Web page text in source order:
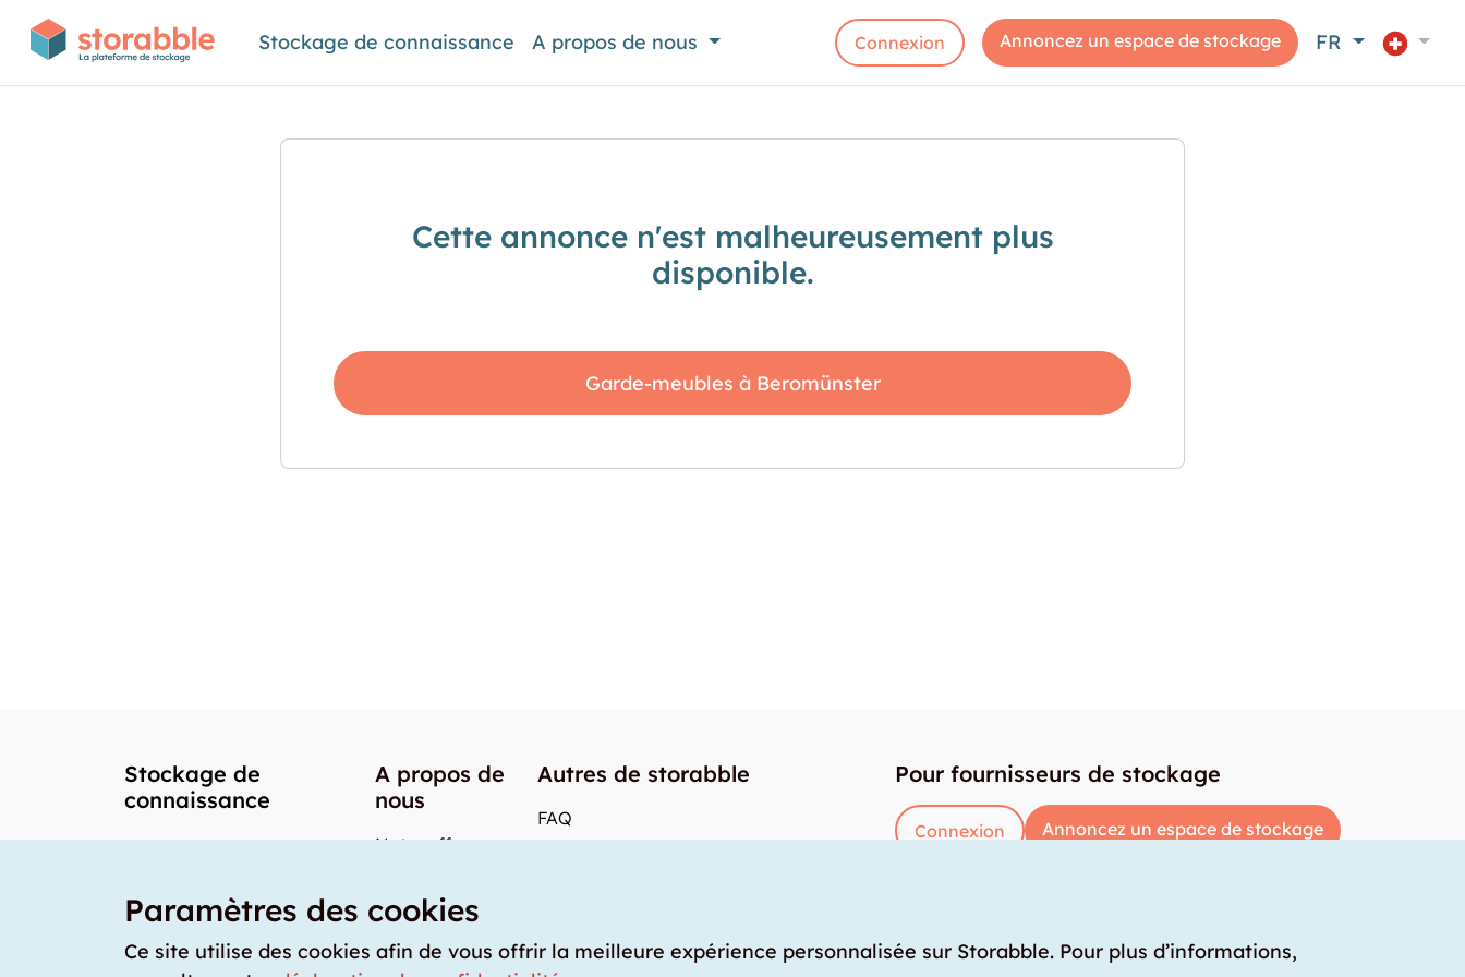
Stockage de connaissance A propos de nous Connexion Annoncez un espace de stockage FR
Cette annonce n'est malheureusement plus
disponible.
Garde-meubles à Beromünster
Stockage de
connaissance
A propos de
nous
Notre offre
Notre team
Nos prix
Autres de storabble
FAQ
Quel est le tarif moyen d'un garde-meuble?
Pour fournisseurs de stockage
Connexion Annoncez un espace de stockage
Paramètres des cookies
Ce site utilise des cookies afin de vous offrir la meilleure expérience personnalisée sur Storabble. Pour plus d’informations,